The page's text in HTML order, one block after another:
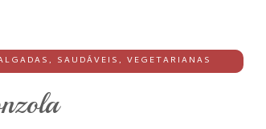
, SAUDÁVEIS, VEGETARIANAS